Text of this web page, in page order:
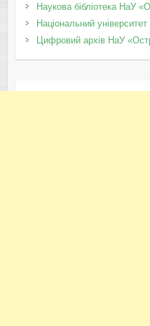
Наукова бібліотека НаУ
Національний
Цифровий архів НаУ